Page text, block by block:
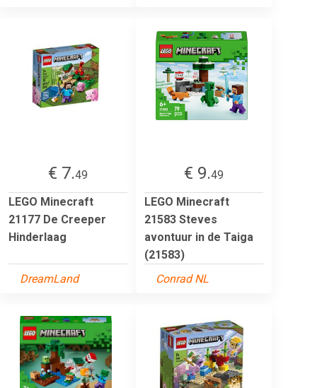
€ 7.49
LEGO Minecraft
21177 De Creeper
Hinderlaag
DreamLand
€ 9.49
LEGO Minecraft
21583 Steves
avontuur in de Taiga
(21583)
Conrad NL